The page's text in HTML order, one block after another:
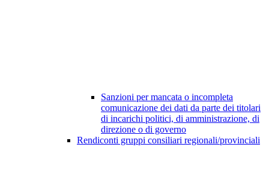
Sanzioni per mancata o incompleta
comunicazione dei dati da parte dei titolari
di incarichi politici, di amministrazione, di
direzione o di governo
Rendiconti gruppi consiliari regionali/provinciali